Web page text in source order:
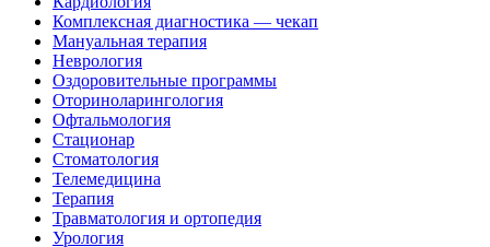
Комплексная диагностика — чекап
Мануальная терапия
Неврология
Оздоровительные программы
Оториноларингология
Офтальмология
Стационар
Стоматология
Телемедицина
Терапия
Травматология и ортопедия
Урология